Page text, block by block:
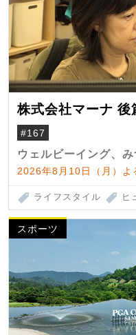
株式会社マーナ 後
#167
ウェルビーイング、み
2026年8月10日（月）
ライフスタイル ヒ
スポーツ